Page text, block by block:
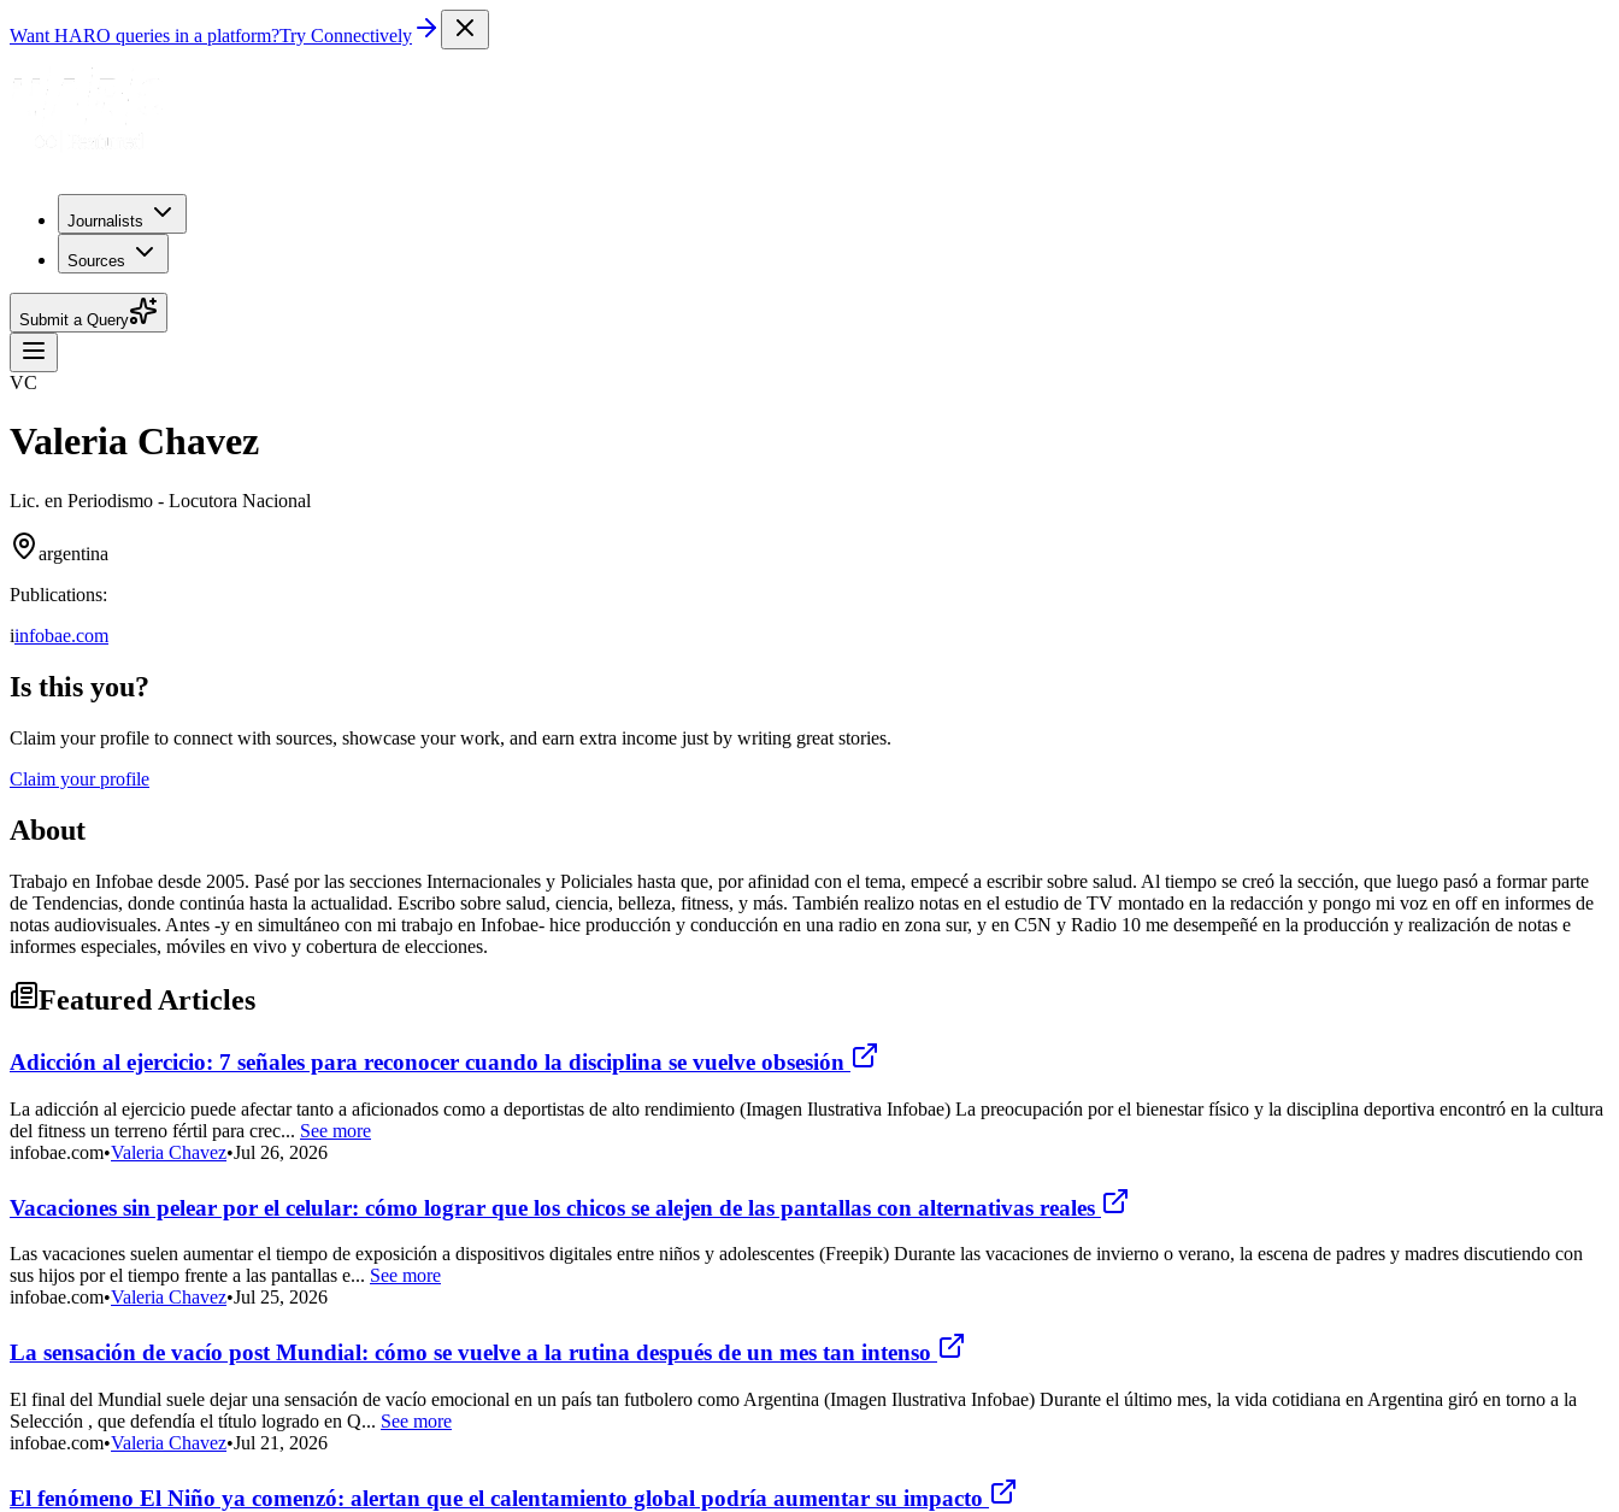
Want HARO queries in a platform?Try Connectively
Journalists
Sources
Submit a Query
VC
Valeria Chavez
Lic. en Periodismo - Locutora Nacional
argentina
Publications:
iinfobae.com
Is this you?
Claim your profile to connect with sources, showcase your work, and earn extra income just by writing great stories.
Claim your profile
About
Trabajo en Infobae desde 2005. Pasé por las secciones Internacionales y Policiales hasta que, por afinidad con el tema, empecé a escribir sobre salud. Al tiempo se creó la sección, que luego pasó a formar parte
de Tendencias, donde continúa hasta la actualidad. Escribo sobre salud, ciencia, belleza, fitness, y más. También realizo notas en el estudio de TV montado en la redacción y pongo mi voz en off en informes de
notas audiovisuales. Antes -y en simultáneo con mi trabajo en Infobae- hice producción y conducción en una radio en zona sur, y en C5N y Radio 10 me desempeñé en la producción y realización de notas e
informes especiales, móviles en vivo y cobertura de elecciones.
Featured Articles
Adicción al ejercicio: 7 señales para reconocer cuando la disciplina se vuelve obsesión
La adicción al ejercicio puede afectar tanto a aficionados como a deportistas de alto rendimiento (Imagen Ilustrativa Infobae) La preocupación por el bienestar físico y la disciplina deportiva encontró en la cultura
del fitness un terreno fértil para crec... See more
infobae.com•Valeria Chavez•Jul 26, 2026
Vacaciones sin pelear por el celular: cómo lograr que los chicos se alejen de las pantallas con alternativas reales
Las vacaciones suelen aumentar el tiempo de exposición a dispositivos digitales entre niños y adolescentes (Freepik) Durante las vacaciones de invierno o verano, la escena de padres y madres discutiendo con
sus hijos por el tiempo frente a las pantallas e... See more
infobae.com•Valeria Chavez•Jul 25, 2026
La sensación de vacío post Mundial: cómo se vuelve a la rutina después de un mes tan intenso
El final del Mundial suele dejar una sensación de vacío emocional en un país tan futbolero como Argentina (Imagen Ilustrativa Infobae) Durante el último mes, la vida cotidiana en Argentina giró en torno a la
Selección , que defendía el título logrado en Q... See more
infobae.com•Valeria Chavez•Jul 21, 2026
El fenómeno El Niño ya comenzó: alertan que el calentamiento global podría aumentar su impacto